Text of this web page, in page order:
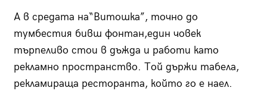
А в средата на“Витошка”, точно до
тумбестия бивш фонтан,един човек
търпеливо стои в дъжда и работи като
рекламно пространство. Той държи табела,
рекламираща ресторанта, който го е наел.